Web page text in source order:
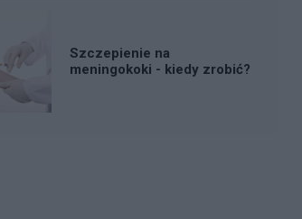
Szczepienie na
meningokoki - kiedy zrobić?